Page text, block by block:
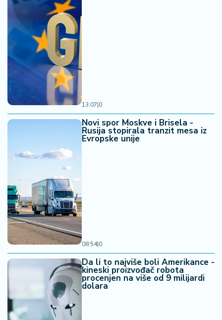
13:07|0
Novi spor Moskve i Brisela -
Rusija stopirala tranzit mesa iz
Evropske unije
08:54|0
Da li to najviše boli Amerikance -
kineski proizvođač robota
procenjen na više od 9 milijardi
dolara